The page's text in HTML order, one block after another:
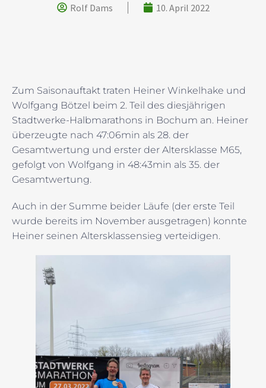
Rolf Dams 10. April 2022
Zum Saisonauftakt traten Heiner Winkelhake und
Wolfgang Bötzel beim 2. Teil des diesjährigen
Stadtwerke-Halbmarathons in Bochum an. Heiner
überzeugte nach 47:06min als 28. der
Gesamtwertung und erster der Altersklasse M65,
gefolgt von Wolfgang in 48:43min als 35. der
Gesamtwertung.
Auch in der Summe beider Läufe (der erste Teil
wurde bereits im November ausgetragen) konnte
Heiner seinen Altersklassensieg verteidigen.